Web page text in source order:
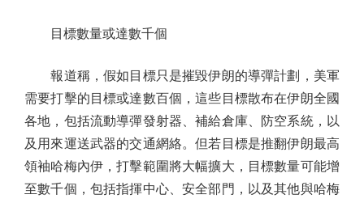
目標數量或達數千個
報道稱，假如目標只是摧毀伊朗的導彈計劃，美軍
需要打擊的目標或達數百個，這些目標散布在伊朗全國
各地，包括流動導彈發射器、補給倉庫、防空系統，以
及用來運送武器的交通網絡。但若目標是推翻伊朗最高
領袖哈梅內伊，打擊範圍將大幅擴大，目標數量可能增
至數千個，包括指揮中心、安全部門，以及其他與哈梅